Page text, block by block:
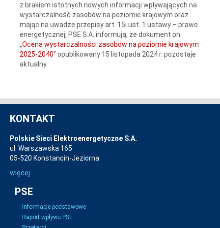
z brakiem istotnych nowych informacji wpływających na
wystarczalność zasobów na poziomie krajowym oraz
mając na uwadze przepisy art. 15i ust. 1 ustawy – prawo
energetycznej, PSE S.A. informują, że dokument pn.
„Ocena wystarczalności zasobów na poziomie krajowym
2025-2040” opublikowany 15 listopada 2024 r. pozostaje
aktualny.
KONTAKT
Polskie Sieci Elektroenergetyczne S.A.
ul. Warszawska 165
05-520 Konstancin-Jeziorna
więcej
PSE
Informacje podstawowe
Raport wpływu PSE